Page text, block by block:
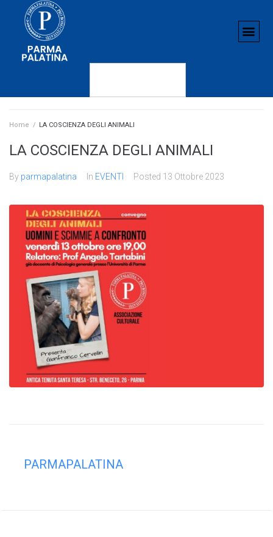
Home / LA COSCIENZA DEGLI ANIMALI
LA COSCIENZA DEGLI ANIMALI
By parmapalatina In EVENTI Posted 13 Ottobre 2023
PARMAPALATINA